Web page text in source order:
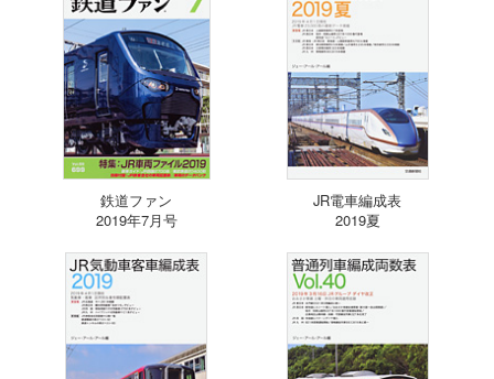
鉄道ファン
2019年7月号
JR電車編成表
2019夏